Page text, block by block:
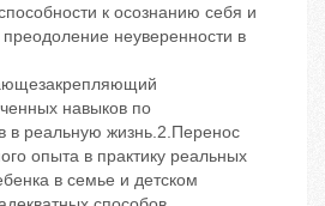
к осознанию себя и
неуверенности в
навыков по
в реальную жизнь.2.Перенос
опыта в практику реальных
в семье и детском